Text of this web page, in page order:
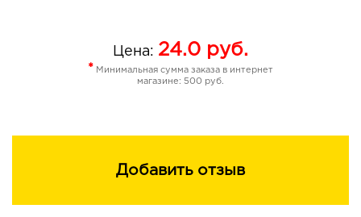
Цена: 24.0 руб.
* Минимальная сумма заказа в интернет
магазине: 500 руб.
Добавить отзыв